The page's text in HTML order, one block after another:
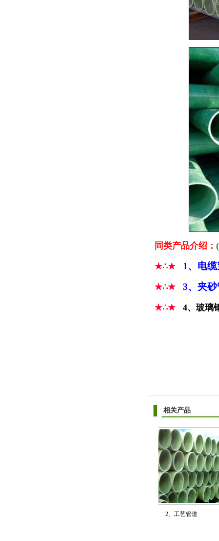
同类产品介绍： (
★∴★ 1 、电
★∴★ 3、夹
★∴★ 4、玻璃
相关产品
2、工艺管道